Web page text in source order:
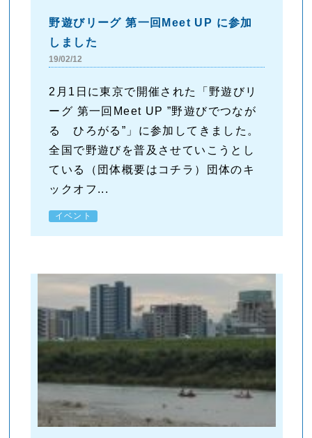
野遊びリーグ 第一回Meet UP に参加
しました
19/02/12
2月1日に東京で開催された「野遊びリ
ーグ 第一回Meet UP ”野遊びでつなが
る ひろがる”」に参加してきました。
全国で野遊びを普及させていこうとし
ている（団体概要はコチラ）団体のキ
ックオフ...
イベント